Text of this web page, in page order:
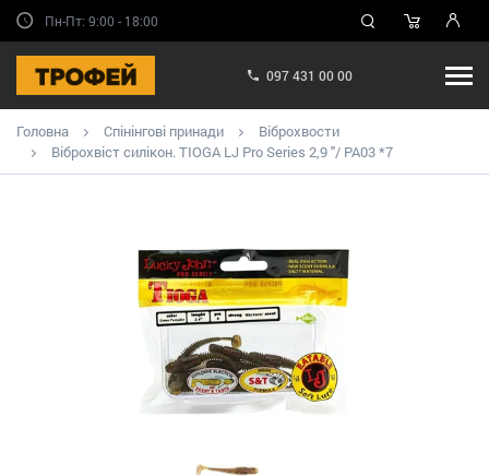
Пн-Пт: 9:00 - 18:00
097 431 00 00
Головна Спінінгові принади
Віброхвости
Віброхвіст силікон. TIOGA LJ Pro Series 2,9 "/ PA03 *7